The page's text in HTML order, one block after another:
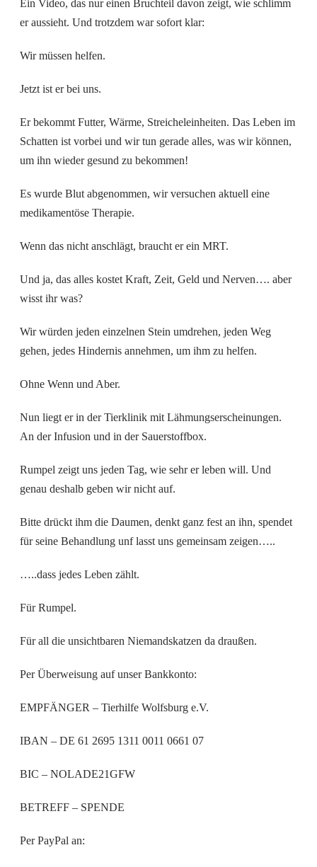
Ein Video, das nur einen Bruchteil davon zeigt, wie schlimm
er aussieht. Und trotzdem war sofort klar:
Wir müssen helfen.
Jetzt ist er bei uns.
Er bekommt Futter, Wärme, Streicheleinheiten. Das Leben im
Schatten ist vorbei und wir tun gerade alles, was wir können,
um ihn wieder gesund zu bekommen!
Es wurde Blut abgenommen, wir versuchen aktuell eine
medikamentöse Therapie.
Wenn das nicht anschlägt, braucht er ein MRT.
Und ja, das alles kostet Kraft, Zeit, Geld und Nerven…. aber
wisst ihr was?
Wir würden jeden einzelnen Stein umdrehen, jeden Weg
gehen, jedes Hindernis annehmen, um ihm zu helfen.
Ohne Wenn und Aber.
Nun liegt er in der Tierklinik mit Lähmungserscheinungen.
An der Infusion und in der Sauerstoffbox.
Rumpel zeigt uns jeden Tag, wie sehr er leben will. Und
genau deshalb geben wir nicht auf.
Bitte drückt ihm die Daumen, denkt ganz fest an ihn, spendet
für seine Behandlung unf lasst uns gemeinsam zeigen…..
…..dass jedes Leben zählt.
Für Rumpel.
Für all die unsichtbaren Niemandskatzen da draußen.
Per Überweisung auf unser Bankkonto:
EMPFÄNGER – Tierhilfe Wolfsburg e.V.
IBAN – DE 61 2695 1311 0011 0661 07
BIC – NOLADE21GFW
BETREFF – SPENDE
Per PayPal an: